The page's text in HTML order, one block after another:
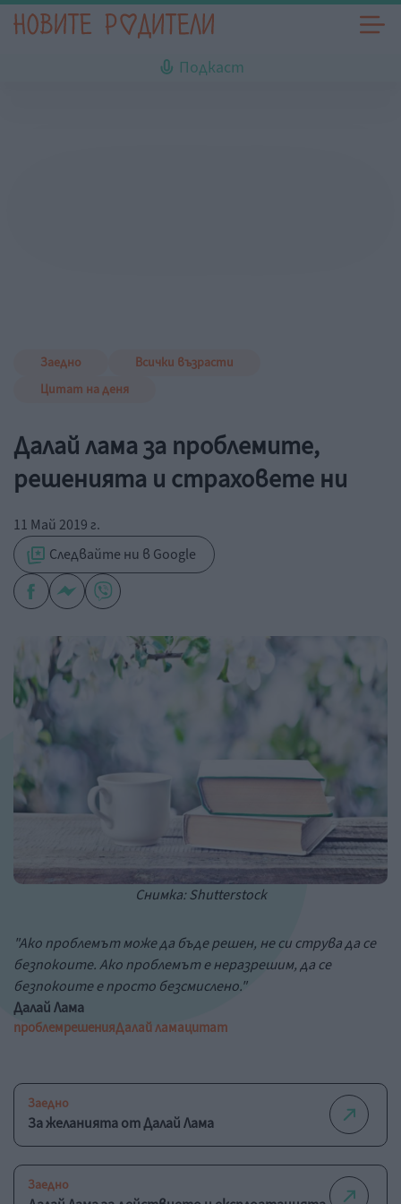
Подкаст
Заедно
Всички възрасти
Цитат на деня
Далай лама за проблемите,
решенията и страховете ни
11 Май 2019 г.
Следвайте ни в Google
Снимка: Shutterstock
"Ако проблемът може да бъде решен, не си струва да се
безпокоите. Ако проблемът е неразрешим, да се
безпокоите е просто безсмислено."
Далай Лама
проблемрешенияДалай ламацитат
Заедно
За желанията от Далай Лама
Заедно